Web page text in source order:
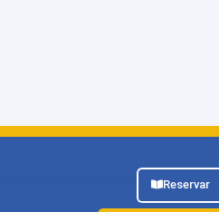
Reservar